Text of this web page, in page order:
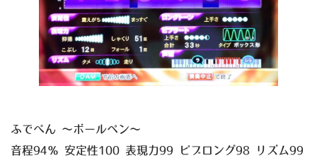
ふでぺん ～ボールペン～
音程94％ 安定性100 表現力99 ビブロング98 リズム99